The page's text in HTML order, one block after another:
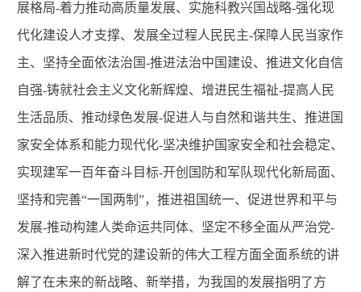
展格局-着力推动高质量发展、实施科教兴国战略-强化现
代化建设人才支撑、发展全过程人民民主-保障人民当家作
主、坚持全面依法治国-推进法治中国建设、推进文化自信
自强-铸就社会主义文化新辉煌、增进民生福祉-提高人民
生活品质、推动绿色发展-促进人与自然和谐共生、推进国
家安全体系和能力现代化-坚决维护国家安全和社会稳定、
实现建军一百年奋斗目标-开创国防和军队现代化新局面、
坚持和完善“一国两制”， 推进祖国统一、促进世界和平与
发展-推动构建人类命运共同体、坚定不移全面从严治党-
深入推进新时代党的建设新的伟大工程方面全面系统的讲
解了在未来的新战略、新举措，为我国的发展指明了方